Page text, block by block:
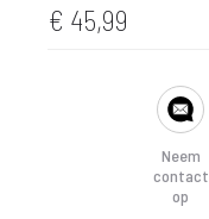
€ 45,99
Neem
contact
op